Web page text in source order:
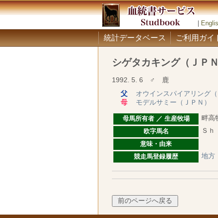
統計データベース ご利用ガイ
シゲタカキング（ＪＰ
1992. 5. 6 ♂ 鹿
父
オウインスパイアリング
母
モデルサミー（ＪＰＮ）
母馬所有者 ／ 生産牧場 畔高
欧字馬名 Ｓ
意味・由来
競走馬登録履歴
地方